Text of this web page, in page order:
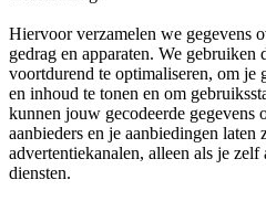
Hiervoor verzamelen we gegevens
gedrag en apparaten. We gebruiken
voortdurend te optimaliseren, om je
en inhoud te tonen en om
kunnen jouw gecodeerde gegevens
aanbieders en je aanbiedingen
advertentiekanalen, alleen als je
diensten.